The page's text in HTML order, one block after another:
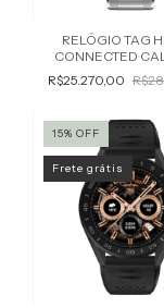
RELÓGIO TAG
CONNECTED
MASCULINO
R$25.270,00
15% OFF
Frete grátis